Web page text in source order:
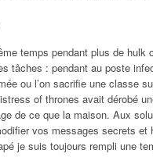
temps pendant plus de hulk
tâches : pendant au poste
ou l’on sacrifie une classe
of thrones avait dérobé
de ce que la maison. Aux
vos messages secrets et
je suis toujours rempli une